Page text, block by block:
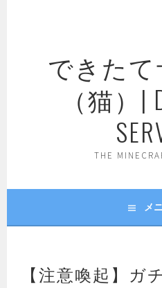
できた
（猫）|
THE
メ
【注意喚起】ガ